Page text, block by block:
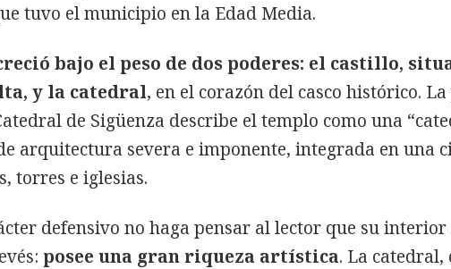
tuvo el municipio en la Edad Media.
bajo el peso de dos poderes: el castillo,
y la catedral, en el corazón del casco histórico.
de Sigüenza describe el templo como una
arquitectura severa e imponente, integrada en una
torres e iglesias.
defensivo no haga pensar al lector que su interior
posee una gran riqueza artística. La catedral,